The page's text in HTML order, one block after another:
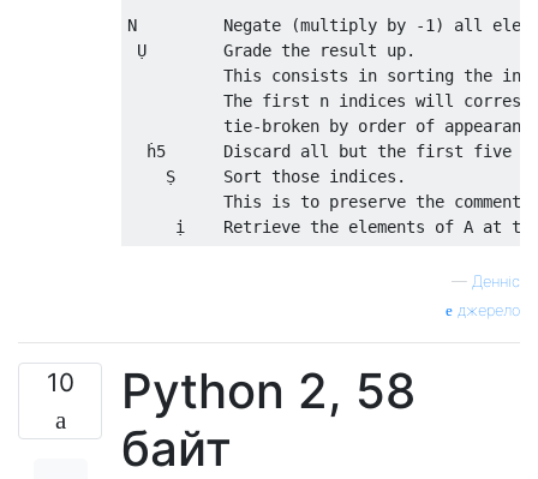
N         Negate (multiply by -1) all
Ụ        Grade the result up.
This consists in sorting the
The first n indices will
tie-broken by order of
ḣ5      Discard all but the first five
    Ṣ     Sort those indices.
This is to preserve the
— Денніс
джерело
10
Python 2, 58
байт